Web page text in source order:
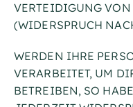
VERTEIDIGUNG VON
(WIDERSPRUCH
WERDEN IHRE
VERARBEITET, UM
BETREIBEN, SO